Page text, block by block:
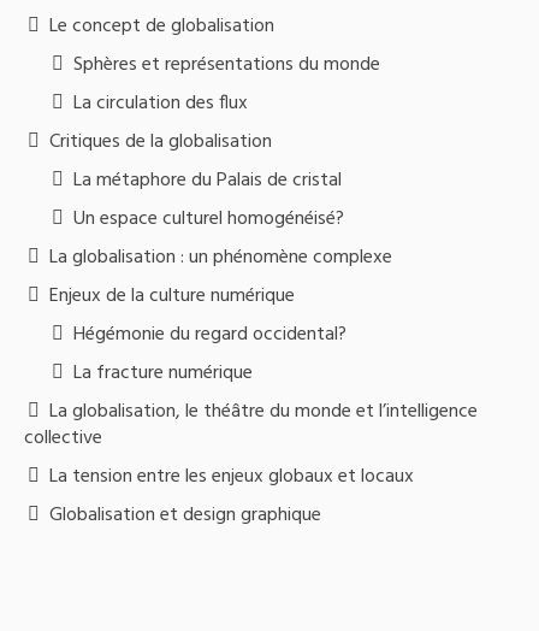
Le concept de globalisation
Sphères et représentations du monde
La circulation des flux
Critiques de la globalisation
La métaphore du Palais de cristal
Un espace culturel homogénéisé?
La globalisation : un phénomène complexe
Enjeux de la culture numérique
Hégémonie du regard occidental?
La fracture numérique
La globalisation, le théâtre du monde et l’intelligence
collective
La tension entre les enjeux globaux et locaux
Globalisation et design graphique